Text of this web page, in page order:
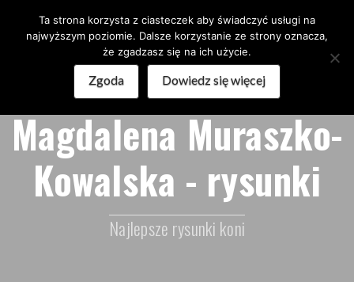
Magdalena Muraszko-
Kowalska - rysunki
Najlepsze rysunki koni
Ta strona korzysta z ciasteczek aby świadczyć usługi na
najwyższym poziomie. Dalsze korzystanie ze strony oznacza,
że zgadzasz się na ich użycie.
Zgoda Dowiedz się więcej